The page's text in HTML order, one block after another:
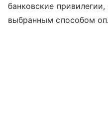
банковские
выбранным способом